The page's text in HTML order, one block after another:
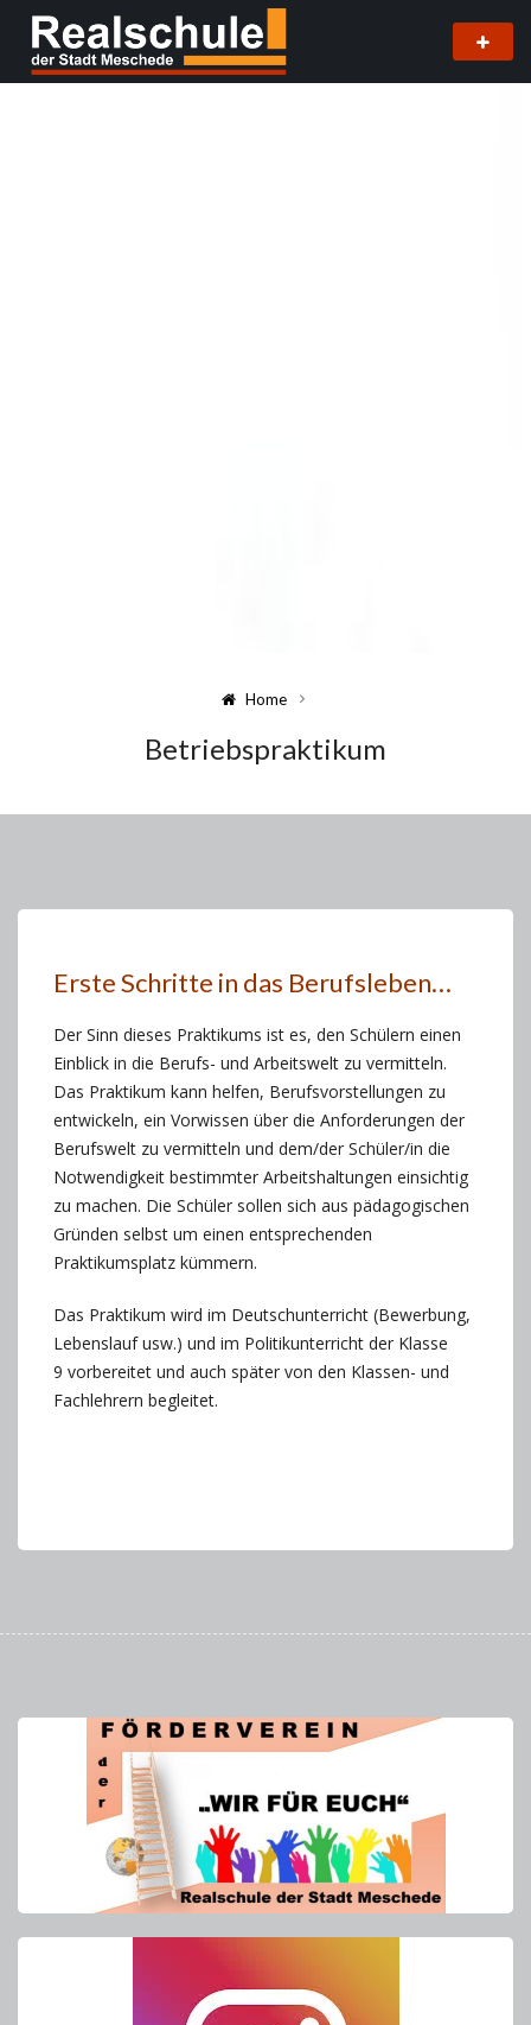
Home
Betriebspraktikum
Erste Schritte in das Berufsleben…
Der Sinn dieses Praktikums ist es, den Schülern einen
Einblick in die Berufs- und Arbeitswelt zu vermitteln.
Das Praktikum kann helfen, Berufsvorstellungen zu
entwickeln, ein Vorwissen über die Anforderungen der
Berufswelt zu vermitteln und dem/der Schüler/in die
Notwendigkeit bestimmter Arbeitshaltungen einsichtig
zu machen. Die Schüler sollen sich aus pädagogischen
Gründen selbst um einen entsprechenden
Praktikumsplatz kümmern.
Das Praktikum wird im Deutschunterricht (Bewerbung,
Lebenslauf usw.) und im Politikunterricht der Klasse
9 vorbereitet und auch später von den Klassen- und
Fachlehrern begleitet.